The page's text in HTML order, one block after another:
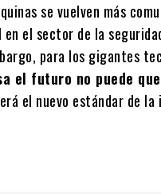
se vuelven más
en el sector de la
para los gigantes
el futuro no puede
el nuevo estándar de la